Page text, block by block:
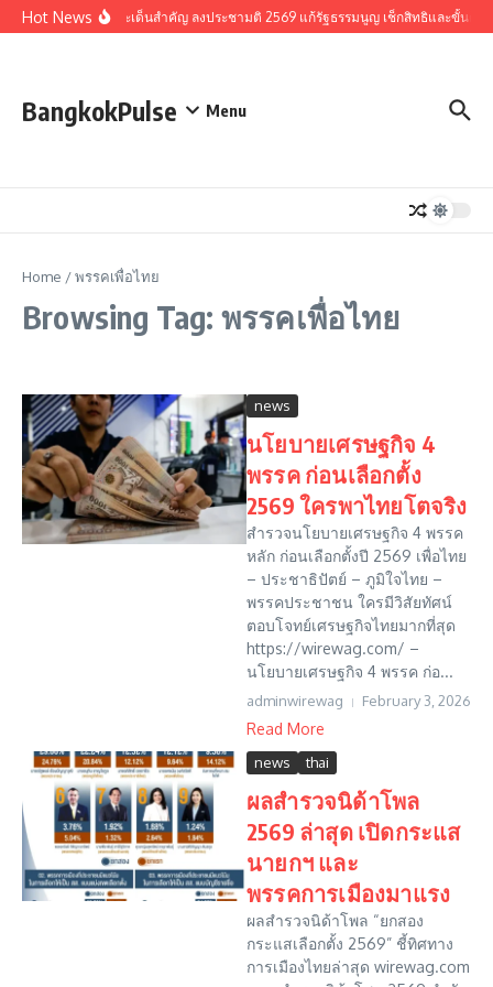
Skip to content
Hot Newsรวมประเด็นสำคัญ ลงประชามติ 2569 แก้รัฐธรรมนูญ เช็กสิทธิและขั้นตอน
BangkokPulse Menu
Home /พรรคเพื่อไทย
Browsing Tag: พรรคเพื่อไทย
news
นโยบายเศรษฐกิจ 4
พรรค ก่อนเลือกตั้ง
2569 ใครพาไทยโตจริง
สำรวจนโยบายเศรษฐกิจ 4 พรรค
หลัก ก่อนเลือกตั้งปี 2569 เพื่อไทย
– ประชาธิปัตย์ – ภูมิใจไทย –
พรรคประชาชน ใครมีวิสัยทัศน์
ตอบโจทย์เศรษฐกิจไทยมากที่สุด
https://wirewag.com/ –
นโยบายเศรษฐกิจ 4 พรรค ก่อ...
adminwirewag February 3, 2026
Read More
news thai
ผลสำรวจนิด้าโพล
2569 ล่าสุด เปิดกระแส
นายกฯ และ
พรรคการเมืองมาแรง
ผลสำรวจนิด้าโพล “ยกสอง
กระแสเลือกตั้ง 2569” ชี้ทิศทาง
การเมืองไทยล่าสุด wirewag.com